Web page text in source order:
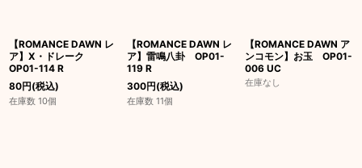
【ROMANCE DAWN レ
ア】X・ドレーク
OP01-114 R
80円(税込)
在庫数 10個
【ROMANCE DAWN レ
ア】雷鳴八卦 OP01-
119 R
300円(税込)
在庫数 11個
【ROMANCE DAWN ア
ンコモン】お玉 OP01-
006 UC
在庫なし